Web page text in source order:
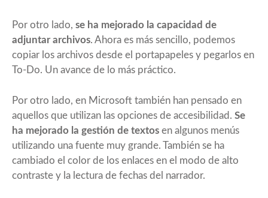
Por otro lado, se ha mejorado la capacidad de
adjuntar archivos. Ahora es más sencillo, podemos
copiar los archivos desde el portapapeles y pegarlos en
To-Do. Un avance de lo más práctico.
Por otro lado, en Microsoft también han pensado en
aquellos que utilizan las opciones de accesibilidad. Se
ha mejorado la gestión de textos en algunos menús
utilizando una fuente muy grande. También se ha
cambiado el color de los enlaces en el modo de alto
contraste y la lectura de fechas del narrador.